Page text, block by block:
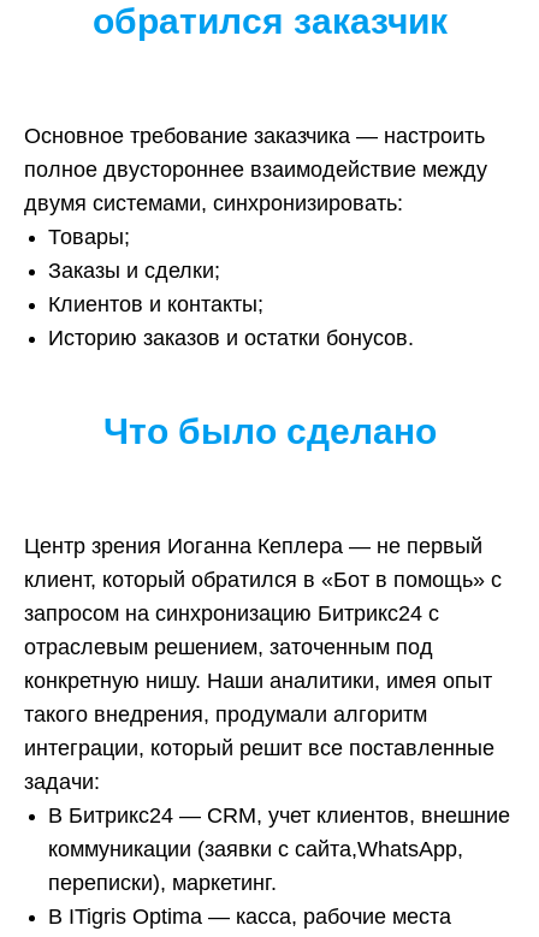
обратился заказчик
Основное требование заказчика — настроить
полное двустороннее взаимодействие между
двумя системами, синхронизировать:
Товары;
Заказы и сделки;
Клиентов и контакты;
Историю заказов и остатки бонусов.
Что было сделано
Центр зрения Иоганна Кеплера — не первый
клиент, который обратился в «Бот в помощь» с
запросом на синхронизацию Битрикс24 с
отраслевым решением, заточенным под
конкретную нишу. Наши аналитики, имея опыт
такого внедрения, продумали алгоритм
интеграции, который решит все поставленные
задачи:
В Битрикс24 — CRM, учет клиентов, внешние
коммуникации (заявки с сайта,WhatsApp,
переписки), маркетинг.
В ITigris Optimа — касса, рабочие места